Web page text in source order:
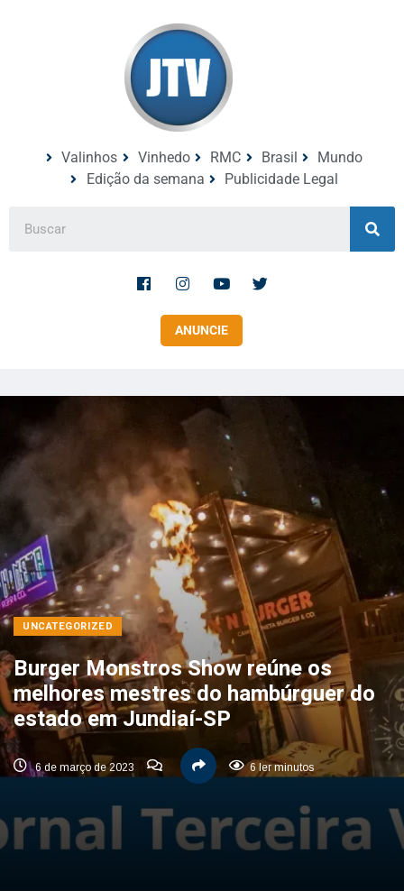
Valinhos Vinhedo RMC Brasil
Mundo
Edição da semana
Publicidade Legal
ANUNCIE
UNCATEGORIZED
Burger Monstros Show reúne os
melhores mestres do hambúrguer do
estado em Jundiaí-SP
6 de março de 2023 6 ler minutos